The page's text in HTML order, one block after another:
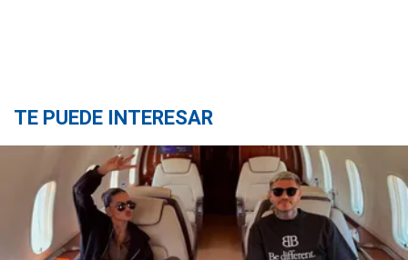
TE PUEDE INTERESAR